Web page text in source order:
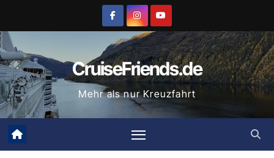
springen
CruiseFriends.de
Mehr als nur Kreuzfahrt